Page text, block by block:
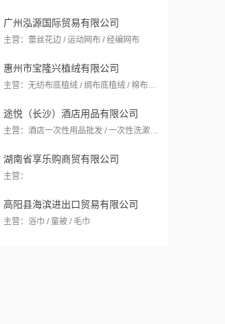
广州泓源国际贸易有限公司
主营：蕾丝花边 / 运动网布 / 经编网布
惠州市宝隆兴植绒有限公司
主营：无纺布底植绒 / 绸布底植绒 / 棉布底植绒
途悦（长沙）酒店用品有限公司
主营：酒店一次性用品批发 / 一次性洗漱套装 / 一次性牙刷
湖南省享乐购商贸有限公司
主营：
高阳县海滨进出口贸易有限公司
主营：浴巾 / 童被 / 毛巾